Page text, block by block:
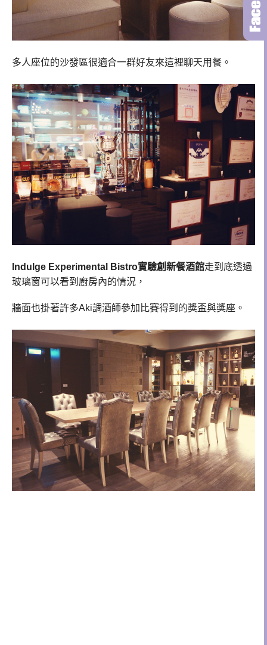
多人座位的沙發區很適合一群好友來這裡聊天用餐。
Indulge Experimental Bistro實驗創新餐酒館走到底透過
玻璃窗可以看到廚房內的情況，
牆面也掛著許多Aki調酒師參加比賽得到的獎盃與獎座。